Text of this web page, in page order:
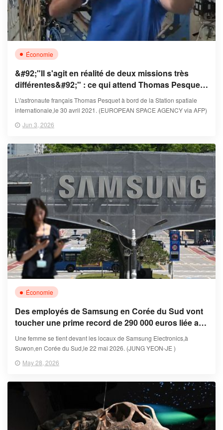
Économie
&#92;"Il s'agit en réalité de deux missions très
différentes&#92;" : ce qui attend Thomas Pesquet
et Arnaud Prost dans l'espace en 2027
L\'astronaute français Thomas Pesquet à bord de la Station spatiale
internationale,le 30 avril 2021. (EUROPEAN SPACE AGENCY via AFP)
Jun 3, 2026
Économie
Des employés de Samsung en Corée du Sud vont
toucher une prime record de 290 000 euros liée aux
profits de l'IA
Une femme se tient devant les locaux de Samsung Electronics,à
Suwon,en Corée du Sud,le 22 mai 2026. (JUNG YEON-JE )
May 28, 2026